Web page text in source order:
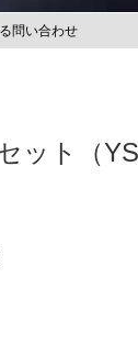
問い合わせ
ト（